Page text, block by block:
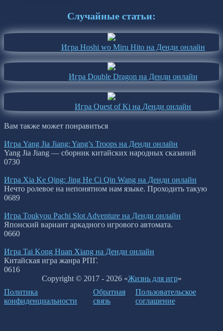
Случайные статьи:
Игра Hoshi wo Miru Hito на Денди онлайн
Игра Double Dragon на Денди онлайн
Игра Quest of Ki на Денди онлайн
Вам также может понравиться
Игра Yang Jia Jiang: Yang’s Troops на Денди онлайн
Yang Jia Jiang — сборник китайских народных сказаний
0730
Игра Xia Ke Qing: Jing He Ci Qin Wang на Денди онлайн
Нечто ролевое на непонятном нам языке. Проходить такую
0689
Игра Toukyou Pachi Slot Adventure на Денди онлайн
Японский вариант аркадного игрового автомата.
0660
Игра Tai Kong Huan Xiang на Денди онлайн
Китайская игра жанра РПГ.
0616
Copyright © 2017 - 2026 «Жизнь для игр»
Политика
конфиденциальности
Обратная
связь
Пользовательское
соглашение